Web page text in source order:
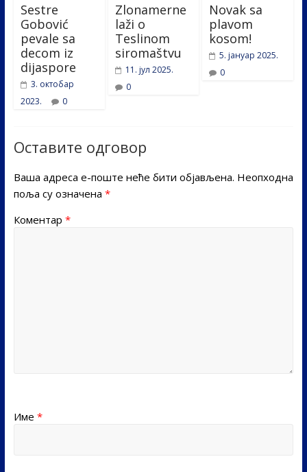
Sestre
Gobović
pevale sa
decom iz
dijaspore
3. октобар
2023.
0
Zlonamerne
laži o
Teslinom
siromaštvu
11. јул 2025.
0
Novak sa
plavom
kosom!
5. јануар 2025.
0
Оставите одговор
Ваша адреса е-поште неће бити објављена. Неопходна
поља су означена *
Коментар *
Име *